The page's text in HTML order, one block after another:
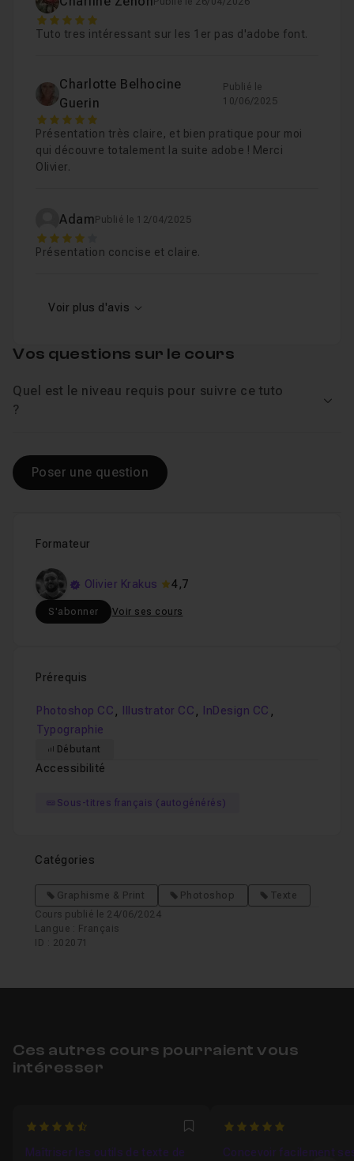
Chapitre 4 : Conclusion
5
Tuto tres intéressant sur les 1er pas d'adobe font.
Charlotte Belhocine
Guerin
Publié le
10/06/2025
5
Présentation très claire, et bien pratique pour moi
qui découvre totalement la suite adobe ! Merci
Olivier.
Adam Publié le 12/04/2025
4
Présentation concise et claire.
Voir plus d'avis
Formateur
Olivier Krakus 4,7
S'abonner Voir ses cours
Prérequis
Photoshop CC , Illustrator CC , InDesign CC ,
Typographie
Débutant
Accessibilité
Sous-titres français (autogénérés)
Catégories
Graphisme & Print Photoshop
Texte
Cours publié le 24/06/2024
Langue : Français
ID : 202071
Vos questions sur le cours
Quel est le niveau requis pour suivre ce tuto
?
Poser une question
Ces autres cours pourraient vous
intéresser
4.6666666666667 Favori
Maîtriser les outils de texte de
5
Concevoir facilement